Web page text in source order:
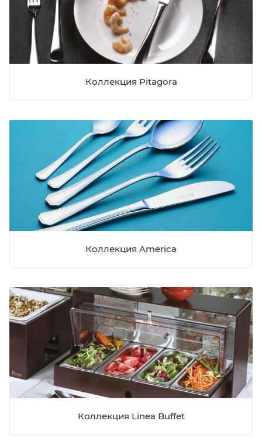
Коллекция Pitagora
Коллекция America
Коллекция Linea Buffet